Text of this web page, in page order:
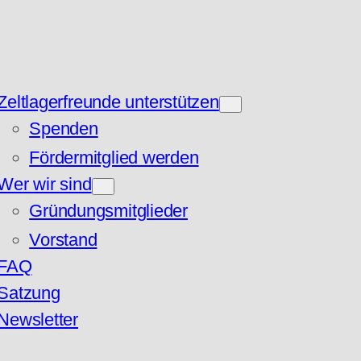
unterstützen
Spenden
Fördermitglied werden
wir sind
Gründungsmitglieder
Vorstand